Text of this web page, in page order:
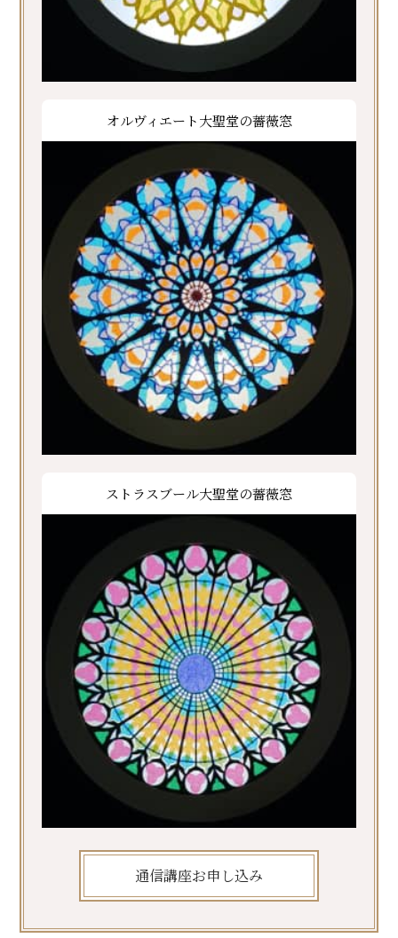
オルヴィエート大聖堂の薔薇窓
ストラスブール大聖堂の薔薇窓
通信講座お申し込み